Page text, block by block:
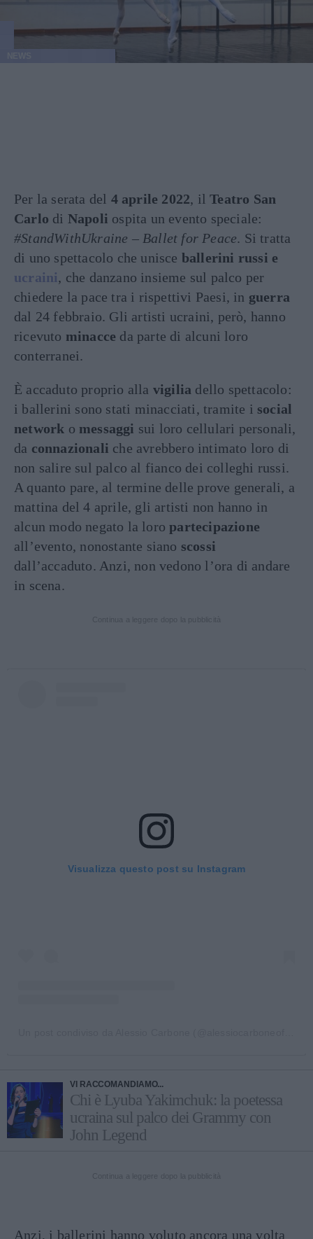
Per la serata del 4 aprile 2022, ilTeatro San
Carlo di Napoli ospita un evento speciale:
#StandWithUkraine – Ballet for Peace. Si tratta
di uno spettacolo che unisce ballerini russi e
ucraini, che danzano insieme sul palco per
chiedere la pace tra i rispettivi Paesi, in guerra
dal 24 febbraio. Gli artisti ucraini, però, hanno
ricevuto minacce da parte di alcuni loro
conterranei.
È accaduto proprio alla vigilia dello spettacolo:
i ballerini sono stati minacciati, tramite i social
network o messaggi sui loro cellulari personali,
da connazionali che avrebbero intimato loro di
non salire sul palco al fianco dei colleghi russi.
A quanto pare, al termine delle prove generali, a
mattina del 4 aprile, gli artisti non hanno in
alcun modo negato la loropartecipazione
all’evento, nonostante siano scossi
dall’accaduto. Anzi, non vedono l’ora di andare
in scena.
Visualizza questo post su Instagram
VI RACCOMANDIAMO...
Chi è Lyuba Yakimchuk: la poetessa
ucraina sul palco dei Grammy con
John Legend
Anzi, i ballerini hanno voluto ancora una volta